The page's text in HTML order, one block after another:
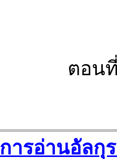
ตอน
การอ่านอัลกุ